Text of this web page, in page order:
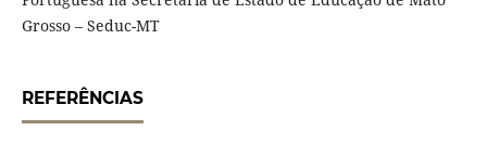
Grosso – Seduc-MT
REFERÊNCIAS